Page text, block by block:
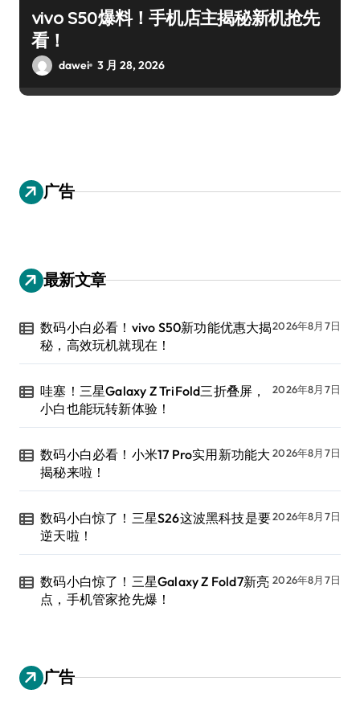
vivo S50爆料！手机店主揭秘新机抢先
看！
dawei 3 月 28, 2026
广告
最新文章
数码小白必看！vivo S50新功能优惠大揭
秘，高效玩机就现在！
2026年8月7日
哇塞！三星Galaxy Z TriFold三折叠屏，
小白也能玩转新体验！
2026年8月7日
数码小白必看！小米17 Pro实用新功能大
揭秘来啦！
2026年8月7日
数码小白惊了！三星S26这波黑科技是要
逆天啦！
2026年8月7日
数码小白惊了！三星Galaxy Z Fold7新亮
点，手机管家抢先爆！
2026年8月7日
广告